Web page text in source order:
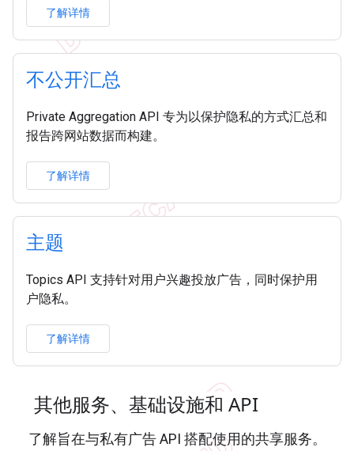
了解详情
不公开汇总
Private Aggregation API 专为以保护隐私的方式汇总和
报告跨网站数据而构建。
了解详情
主题
Topics API 支持针对用户兴趣投放广告，同时保护用
户隐私。
了解详情
其他服务、基础设施和 API
了解旨在与私有广告 API 搭配使用的共享服务。